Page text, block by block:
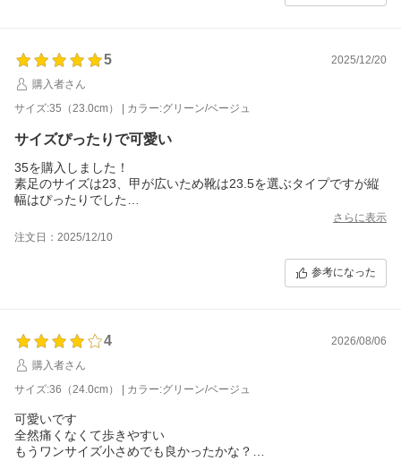
5
2025/12/20
購入者さん
サイズ:35（23.0cm） | カラー:グリーン/ベージュ
サイズぴったりで可愛い
35を購入しました！
素足のサイズは23、甲が広いため靴は23.5を選ぶタイプですが縦
幅はぴったりでした
とはいえデザインが可愛いので個人的には気にならず満足です！
さらに表示
注文日：2025/12/10
参考になった
4
2026/08/06
購入者さん
サイズ:36（24.0cm） | カラー:グリーン/ベージュ
可愛いです
全然痛くなくて歩きやすい
もうワンサイズ小さめでも良かったかな？